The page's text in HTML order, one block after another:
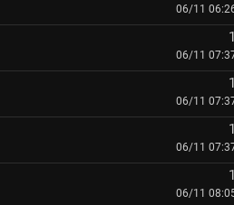
06/11
06/11
06/11
06/11
06/11